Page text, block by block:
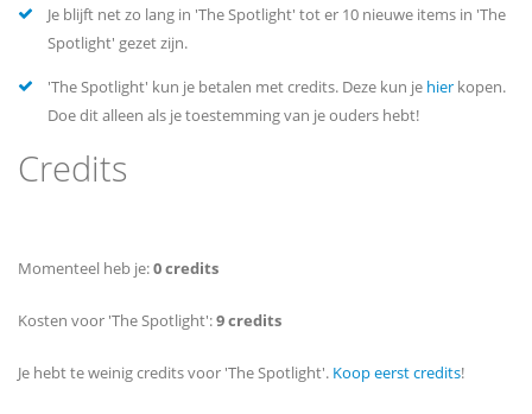
Je blijft net zo lang in 'The Spotlight' tot er 10 nieuwe items in 'The
Spotlight' gezet zijn.
'The Spotlight' kun je betalen met credits. Deze kun je hier kopen.
Doe dit alleen als je toestemming van je ouders hebt!
Credits
Momenteel heb je:0 credits
Kosten voor 'The Spotlight':9 credits
Je hebt te weinig credits voor 'The Spotlight'. Koop eerst credits!